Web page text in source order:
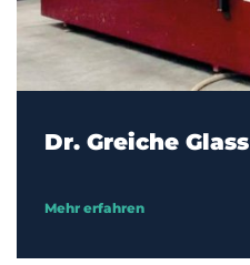
Dr. Greiche Glass
Mehr erfahren